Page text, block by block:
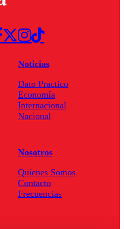
Noticias
Dato Practico
Economía
Internacional
Nacional
Nosotros
Quienes Somos
Contacto
Frecuencias